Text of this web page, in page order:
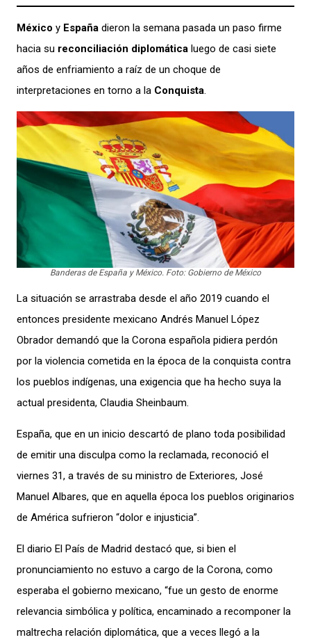
México y España dieron la semana pasada un paso firme
hacia su reconciliación diplomática luego de casi siete
años de enfriamiento a raíz de un choque de
interpretaciones en torno a la Conquista.
Banderas de España y México. Foto: Gobierno de México
La situación se arrastraba desde el año 2019 cuando el
entonces presidente mexicano Andrés Manuel López
Obrador demandó que la Corona española pidiera perdón
por la violencia cometida en la época de la conquista contra
los pueblos indígenas, una exigencia que ha hecho suya la
actual presidenta, Claudia Sheinbaum.
España, que en un inicio descartó de plano toda posibilidad
de emitir una disculpa como la reclamada, reconoció el
viernes 31, a través de su ministro de Exteriores, José
Manuel Albares, que en aquella época los pueblos originarios
de América sufrieron “dolor e injusticia”.
El diario El País de Madrid destacó que, si bien el
pronunciamiento no estuvo a cargo de la Corona, como
esperaba el gobierno mexicano, “fue un gesto de enorme
relevancia simbólica y política, encaminado a recomponer la
maltrecha relación diplomática, que a veces llegó a la